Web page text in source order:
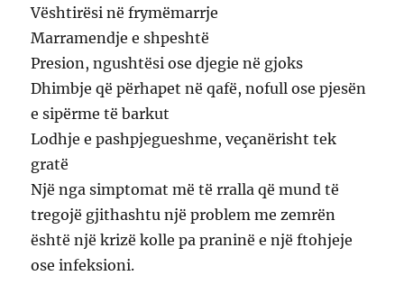
Vështirësi në frymëmarrje
Marramendje e shpeshtë
Presion, ngushtësi ose djegie në gjoks
Dhimbje që përhapet në qafë, nofull ose pjesën
e sipërme të barkut
Lodhje e pashpjegueshme, veçanërisht tek
gratë
Një nga simptomat më të rralla që mund të
tregojë gjithashtu një problem me zemrën
është një krizë kolle pa praninë e një ftohjeje
ose infeksioni.